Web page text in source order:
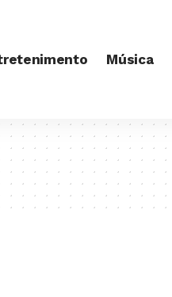
Música